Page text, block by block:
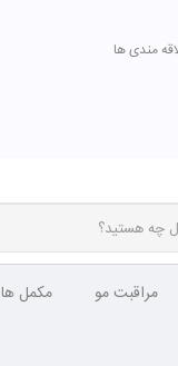
مندی ها
مراقبت مو مکمل ها